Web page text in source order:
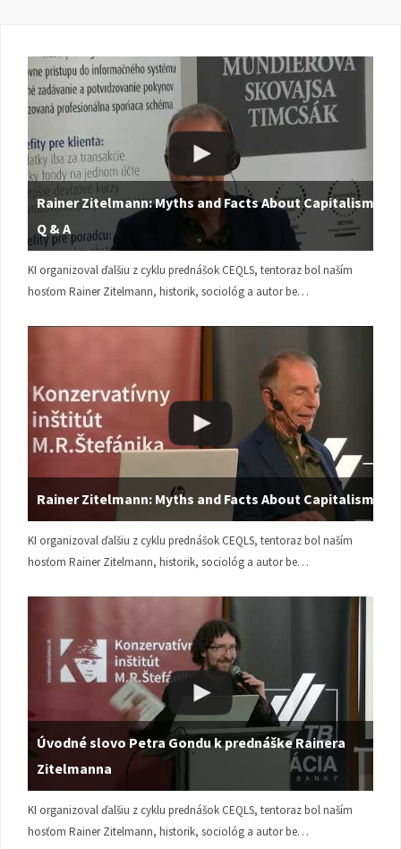
Rainer Zitelmann: Myths and Facts About Capitalism |
Q & A
KI organizoval ďalšiu z cyklu prednášok CEQLS, tentoraz bol naším
hosťom Rainer Zitelmann, historik, sociológ a autor be…
Rainer Zitelmann: Myths and Facts About Capitalism
KI organizoval ďalšiu z cyklu prednášok CEQLS, tentoraz bol naším
hosťom Rainer Zitelmann, historik, sociológ a autor be…
Úvodné slovo Petra Gondu k prednáške Rainera
Zitelmanna
KI organizoval ďalšiu z cyklu prednášok CEQLS, tentoraz bol naším
hosťom Rainer Zitelmann, historik, sociológ a autor be…